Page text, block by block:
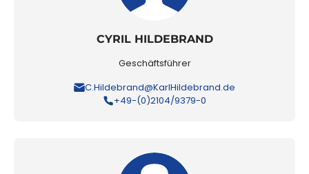
CYRIL HILDEBRAND
Geschäftsführer
C.Hildebrand@KarlHildebrand.de
+49-(0)2104/9379-0